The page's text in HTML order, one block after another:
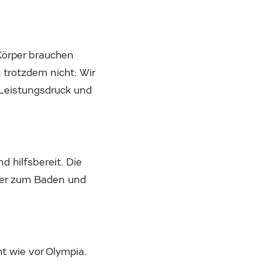
brauchen
trotzdem nicht: Wir
und
hilfsbereit. Die
zum Baden und
wie vor Olympia.